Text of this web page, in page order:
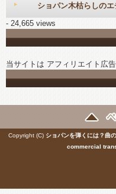
ショパン木枯らしの
- 24,665 views
当サイトは アフィリエイト広
Copyright (C) ショパンを弾くには？曲
commercial